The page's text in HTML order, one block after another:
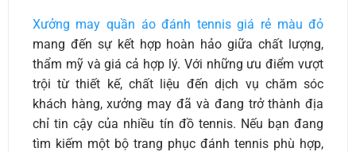
Xưởng may quần áo đánh tennis giá rẻ màu đỏ
mang đến sự kết hợp hoàn hảo giữa chất lượng,
thẩm mỹ và giá cả hợp lý. Với những ưu điểm vượt
trội từ thiết kế, chất liệu đến dịch vụ chăm sóc
khách hàng, xưởng may đã và đang trở thành địa
chỉ tin cậy của nhiều tín đồ tennis. Nếu bạn đang
tìm kiếm một bộ trang phục đánh tennis phù hợp,